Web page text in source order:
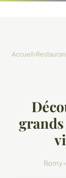
Accueil›
grands
Romy•